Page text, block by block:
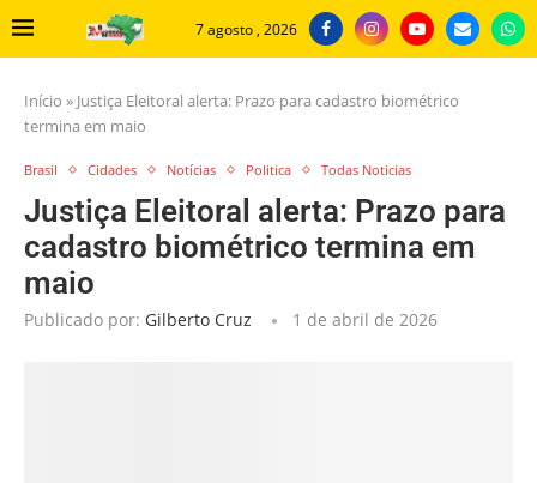
7 agosto , 2026
Início » Justiça Eleitoral alerta: Prazo para cadastro biométrico
termina em maio
Brasil Cidades Notícias Politica Todas Noticias
Justiça Eleitoral alerta: Prazo para
cadastro biométrico termina em
maio
Publicado por: Gilberto Cruz 1 de abril de 2026